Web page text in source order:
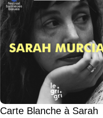
Carte Blanche à Sarah